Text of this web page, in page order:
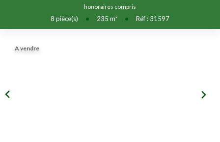
NOUS REJOINDRE
honoraires compris
8 pièce(s) • 235 m² • Réf : 31597
A vendre